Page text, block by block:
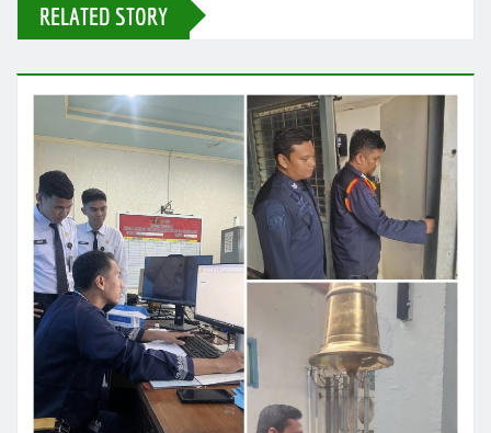
RELATED STORY